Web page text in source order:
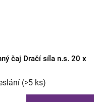
čaj Dračí síla n.s. 20 x
(>5 ks)